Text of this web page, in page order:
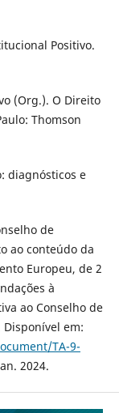
Positivo.
(Org.). O Direito
Thomson
diagnósticos e
de
ao conteúdo da
Europeu, de 2
à
ao Conselho de
Disponível em:
TA-9-
2024.